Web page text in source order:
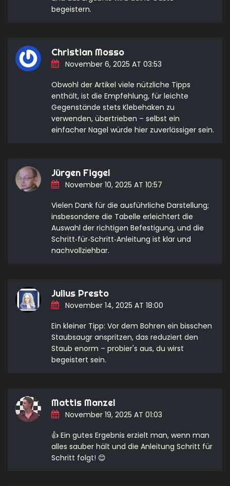
begeistern.
Christian Mosso
November 6, 2025 AT 03:53
Obwohl der Artikel viele nützliche Tipps
enthält, ist die Empfehlung, für leichte
Gegenstände stets Klebehaken zu
verwenden, übertrieben – selbst ein
einfacher Nagel würde hier zuverlässiger sein.
Jürgen Figgel
November 10, 2025 AT 10:57
Vielen Dank für die ausführliche Darstellung;
insbesondere die Tabelle erleichtert die
Auswahl der richtigen Befestigung, und die
Schritt‑für‑Schritt‑Anleitung ist klar und
nachvollziehbar.
Julius Presto
November 14, 2025 AT 18:00
Ein kleiner Tipp: Vor dem Bohren ein bisschen
Staubsaugr anspritzen, das reduziert den
Staub enorm – probier's aus, du wirst
begeistert sein.
Mattis Manzel
November 19, 2025 AT 01:03
👍 Ein gutes Ergebnis erzielt man, wenn man
alles sauber hält und die Anleitung Schritt für
Schritt folgt! 😊